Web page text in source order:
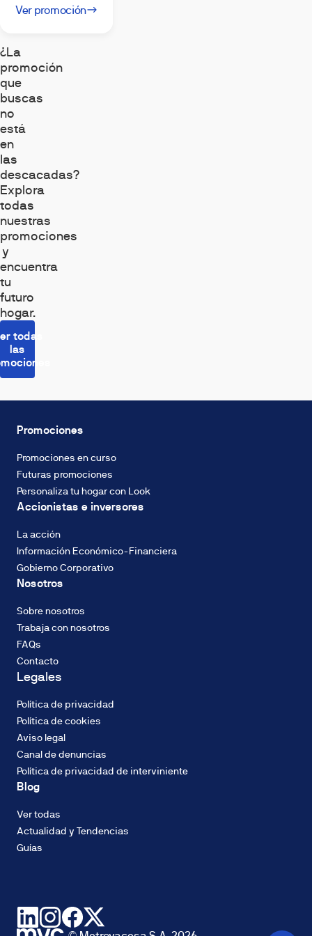
Ver promoción
¿La
promoción
que
buscas
no
está
en
las
descacadas?
Explora
todas
nuestras
promociones
y
encuentra
tu
futuro
hogar.
todas
las
Promociones
Promociones en curso
Futuras promociones
Personaliza tu hogar con Look
Accionistas e inversores
La acción
Información Económico-Financiera
Gobierno Corporativo
Nosotros
Sobre nosotros
Trabaja con nosotros
FAQs
Contacto
Legales
Política de privacidad
Política de cookies
Aviso legal
Canal de denuncias
Política de privacidad de interviniente
Blog
Ver todas
Actualidad y Tendencias
Guías